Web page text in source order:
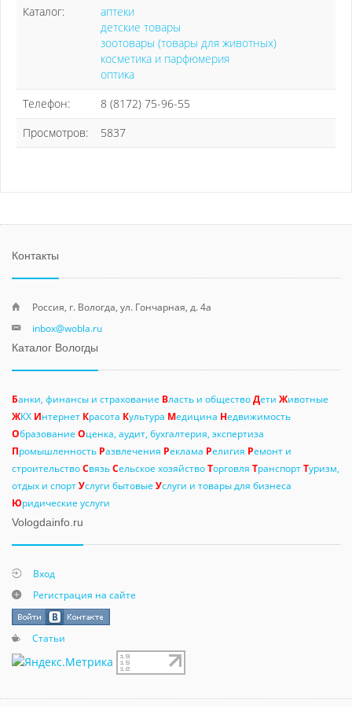
Каталог:
аптеки
детские товары
зоотовары (товары для животных)
косметика и парфюмерия
оптика
Телефон:
8 (8172) 75-96-55
Просмотров:
5837
Контакты
Россия, г. Вологда, ул. Гончарная, д. 4а
inbox@wobla.ru
Каталог Вологды
Банки, финансы и страхование Власть и обществоДети Животные
ЖКХ Интернет Красота Культура Медицина Недвижимость
Образование Оценка, аудит, бухгалтерия, экспертиза
Промышленность Развлечения Реклама Религия Ремонт и
строительствоСвязьСельское хозяйствоТорговля ТранспортТуризм,
отдых и спортУслуги бытовые Услуги и товары для бизнеса
Юридические услуги
Vologdainfo.ru
Вход
Регистрация на сайте
Статьи